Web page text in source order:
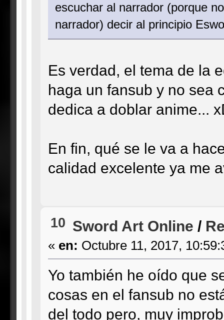
escuchar al narrador (porque
narrador) decir al principio
Es verdad, el tema de la
haga un fansub y no sea
dedica a doblar anime...
En fin, qué se le va a
calidad excelente ya me
10 Sword Art Online /
« en: Octubre 11, 2017,
Yo también he oído que
cosas en el fansub no
del todo pero, muy